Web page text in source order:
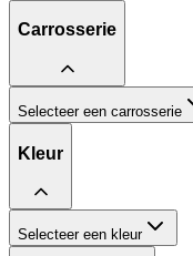
Carrosserie
Selecteer een carrosserie
Kleur
Selecteer een kleur